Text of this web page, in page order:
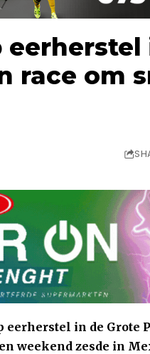
eerherstel
race om
in de Grote
weekend zesde in